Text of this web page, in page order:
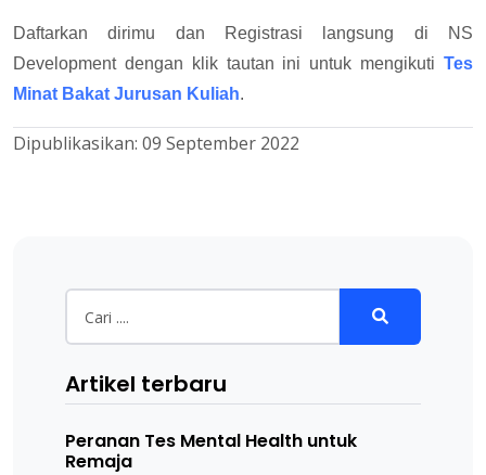
Daftarkan dirimu dan Registrasi langsung di NS
Development dengan klik tautan ini untuk mengikuti Tes
Minat Bakat Jurusan Kuliah.
Dipublikasikan: 09 September 2022
Artikel terbaru
Peranan Tes Mental Health untuk
Remaja